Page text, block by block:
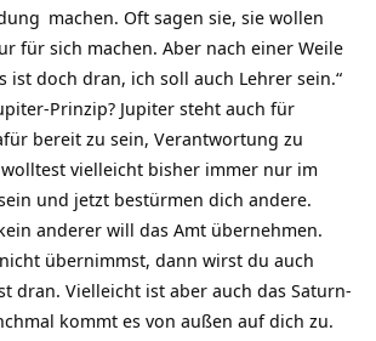
machen. Oft sagen sie, sie wollen
für sich machen. Aber nach einer Weile
ist doch dran, ich soll auch Lehrer sein.“
Prinzip? Jupiter steht auch für
bereit zu sein, Verantwortung zu
vielleicht bisher immer nur im
und jetzt bestürmen dich andere.
anderer will das Amt übernehmen.
übernimmst, dann wirst du auch
dran. Vielleicht ist aber auch das Saturn-
kommt es von außen auf dich zu.